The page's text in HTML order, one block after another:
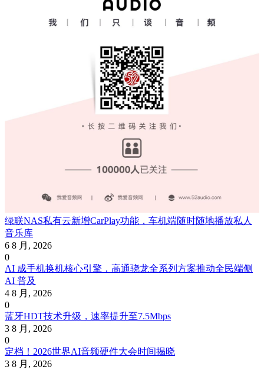
绿联NAS私有云新增CarPlay功能，车机端随时随地播放私人
音乐库
6 8 月, 2026
0
AI 成手机换机核心引擎，高通骁龙全系列方案推动全民端侧
AI 普及
4 8 月, 2026
0
蓝牙HDT技术升级，速率提升至7.5Mbps
3 8 月, 2026
0
定档！2026世界AI音频硬件大会时间揭晓
3 8 月, 2026